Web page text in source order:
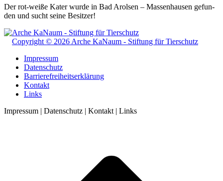
Der rot-weiße Ka­ter wurde in Bad Arol­sen – Mas­sen­hau­sen ge­fun­
den und sucht sei­ne Be­sitz­er!
Copyright © 2026 Arche KaNaum - Stiftung für Tierschutz
Impressum
Datenschutz
Barrierefreiheitserklärung
Kontakt
Links
Impressum | Datenschutz | Kontakt | Links